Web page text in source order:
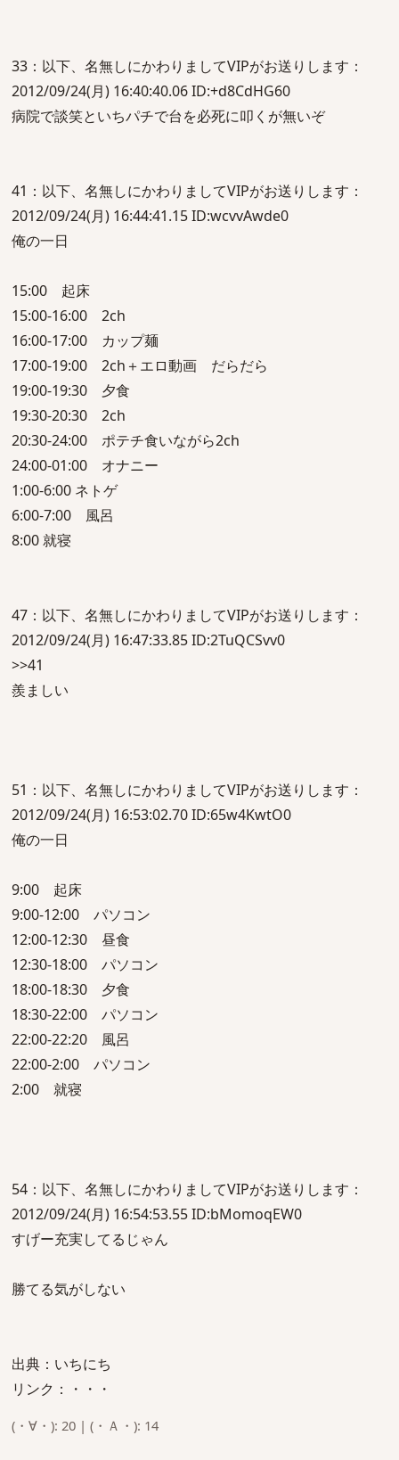
33：以下、名無しにかわりましてVIPがお送りします：
2012/09/24(月) 16:40:40.06 ID:+d8CdHG60
病院で談笑といちパチで台を必死に叩くが無いぞ
41：以下、名無しにかわりましてVIPがお送りします：
2012/09/24(月) 16:44:41.15 ID:wcvvAwde0
俺の一日
15:00 起床
15:00-16:00 2ch
16:00-17:00 カップ麺
17:00-19:00 2ch＋エロ動画 だらだら
19:00-19:30 夕食
19:30-20:30 2ch
20:30-24:00 ポテチ食いながら2ch
24:00-01:00 オナニー
1:00-6:00 ネトゲ
6:00-7:00 風呂
8:00 就寝
47：以下、名無しにかわりましてVIPがお送りします：
2012/09/24(月) 16:47:33.85 ID:2TuQCSvv0
>>41
羨ましい
51：以下、名無しにかわりましてVIPがお送りします：
2012/09/24(月) 16:53:02.70 ID:65w4KwtO0
俺の一日
9:00 起床
9:00-12:00 パソコン
12:00-12:30 昼食
12:30-18:00 パソコン
18:00-18:30 夕食
18:30-22:00 パソコン
22:00-22:20 風呂
22:00-2:00 パソコン
2:00 就寝
54：以下、名無しにかわりましてVIPがお送りします：
2012/09/24(月) 16:54:53.55 ID:bMomoqEW0
すげー充実してるじゃん
勝てる気がしない
出典：いちにち
リンク：・・・
(・∀・): 20 | (・Ａ・): 14